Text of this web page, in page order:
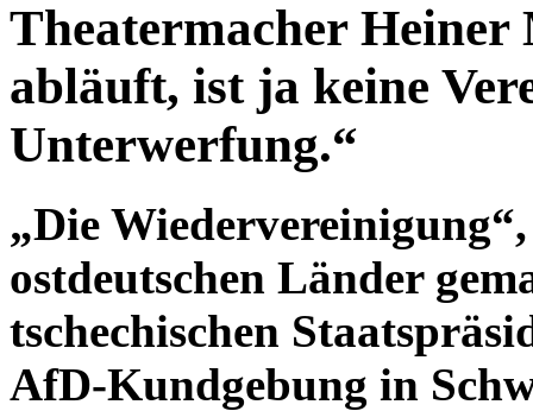
Theatermacher
abläuft, ist ja keine
Unterwerfung.“
„Die
ostdeutschen Länder
tschechischen
AfD-Kundgebung in